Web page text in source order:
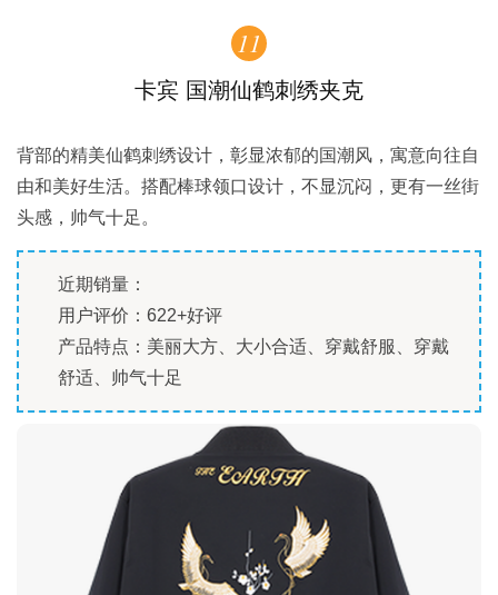
11
卡宾 国潮仙鹤刺绣夹克
背部的精美仙鹤刺绣设计，彰显浓郁的国潮风，寓意向往自
由和美好生活。搭配棒球领口设计，不显沉闷，更有一丝街
头感，帅气十足。
近期销量：
用户评价：622+好评
产品特点：美丽大方、大小合适、穿戴舒服、穿戴
舒适、帅气十足